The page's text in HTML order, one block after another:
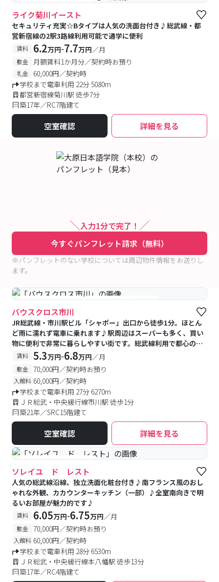
#予約受付中 #空室待ち
ライク菊川イースト
セキュリティ充実☆Bタイプは人気の洗面台付き♪総武線・都
営新宿線の2駅3路線利用可能で通学に便利
賃料 6.2万円-7.7万円／月
敷金 月額賃料1か月分／契約時お預り
礼金
60,000円／契約時
学校まで電車利用 22分 5080m
都営新宿線菊川駅 徒歩7分
築17年／RC7階建て
空室確認 詳細を見る
入力1分で完了！
今すぐパンフレット請求（無料）
※パンフレットのない学校については周辺物件情報をお送りし
ます。
#女性専用フロアあり #予約受付中 #空室待ち
バウスクロス市川
JR総武線・市川駅ビル「シャポー」出口から徒歩1分。ほとん
ど雨に濡れず電車に乗れます♪駅周辺はスーパーも多く、買い
物に便利で非常に暮らしやすい街です。総武線利用で都心の学
校まで乗り換えなし♪千葉船橋方面もスグです★
賃料 5.3万円-6.8万円／月
敷金 70,000円／契約時お預り
入館料 60,000円／契約時
学校まで電車利用 27分 6270m
ＪＲ総武・中央緩行線市川駅 徒歩1分
築21年／SRC15階建て
空室確認 詳細を見る
#予約受付中 #空室待ち
ソレイユ ド レスト
人気の総武線沿線、独立洗面化粧台付き♪南フランス風のおし
ゃれな外観、カカウンターキッチン（一部）♪全室南向きで明
るいお部屋が魅力的です♪
賃料 6.05万円-6.75万円／月
敷金 70,000円／契約時お預り
入館料 60,000円／契約時
学校まで電車利用 28分 6530m
ＪＲ総武・中央緩行線本八幡駅 徒歩13分
築17年／RC4階建て